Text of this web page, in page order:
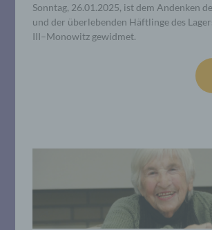
Sonntag, 26.01.2025, ist dem Andenken
und der überlebenden Häftlinge des
III–Monowitz gewidmet.